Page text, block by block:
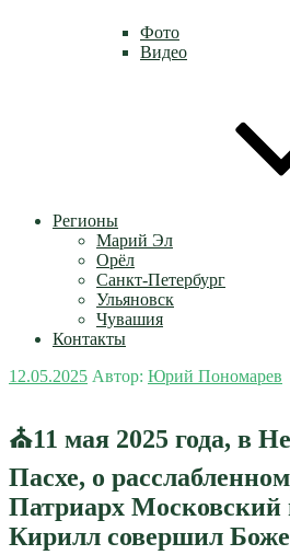
Фото
Видео
Регионы
Марий Эл
Орёл
Санкт-Петербург
Ульяновск
Чувашия
Контакты
Опубликовано
12.05.2025 Автор: Юрий Пономарев
⛪11 мая 2025 года, в
Пасхе, о
Патриарх Московский
Кирилл совершил